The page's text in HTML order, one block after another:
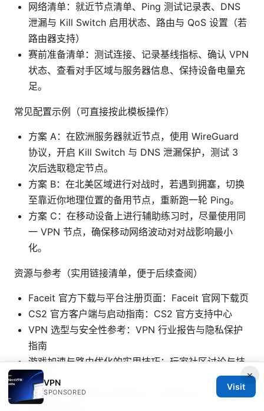
网络清单：就近节点清单、Ping 测试记录表、DNS
泄漏与 Kill Switch 启用状态、路由与 QoS 设置（若
路由器支持）
赛前准备清单：测试连接、记录基线指标、确认 VPN
状态、查看对手区域与服务器信息、保持设备电量充
足。
常见配置示例（可直接按此模板操作）
方案 A：在欧洲服务器就近节点，使用 WireGuard
协议，开启 Kill Switch 与 DNS 泄漏保护，测试 3
次后选取稳定节点。
方案 B：在北美区域进行对战时，若遇到拥塞，切换
至靠近你地理位置的备用节点，重新跑一轮 Ping。
方案 C：在移动设备上进行辅助练习时，尽量使用同
一 VPN 节点，确保移动网络波动对对战影响最小
化。
资源与参考（实用链接清单，便于后续查阅）
Faceit 官方下载与平台注册页面：Faceit 官网下载页
CS2 官方客户端与启动指南：CS2 官方支持中心
VPN 选型与安全性参考：VPN 行业报告与隐私保护
指南
游戏加速与路由优化的实用技巧：玩家社区讨论与技
术博客
数据保护与网络安全基础知识：网络安全入门资料与
×
VPN
SPONSORED
Visit